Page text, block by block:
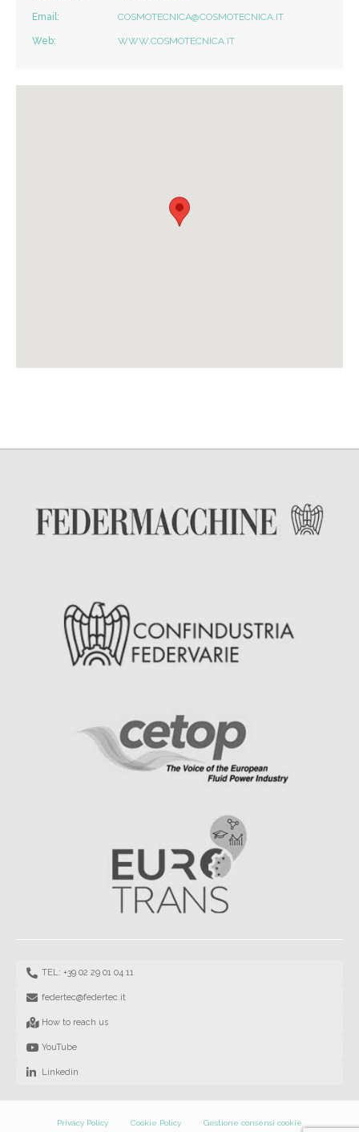
Email: COSMOTECNICA@COSMOTECNICA.IT
Web: WWW.COSMOTECNICA.IT
TEL: +39 02 29 01 04 11
federtec@federtec.it
How to reach us
YouTube
Linkedin
Privacy Policy Cookie Policy Gestione consensi cookie